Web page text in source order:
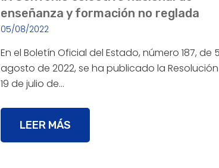
enseñanza y formación no reglada
05/08/2022
En el Boletín Oficial del Estado, número 187, de
agosto de 2022, se ha publicado la
19 de julio de…
LEER MÁS